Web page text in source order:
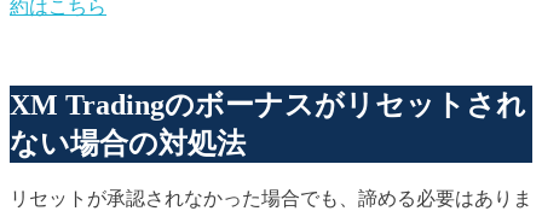
約はこちら
XM Tradingのボーナスがリセットされ
ない場合の対処法
リセットが承認されなかった場合でも、諦める必要はありま